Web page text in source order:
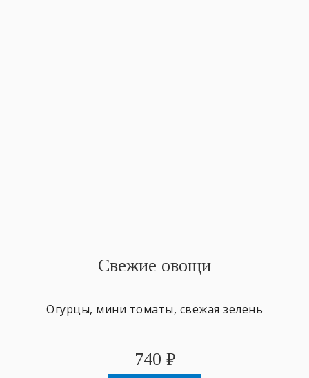
Свежие овощи
Огурцы, мини томаты, свежая зелень
740 ₽